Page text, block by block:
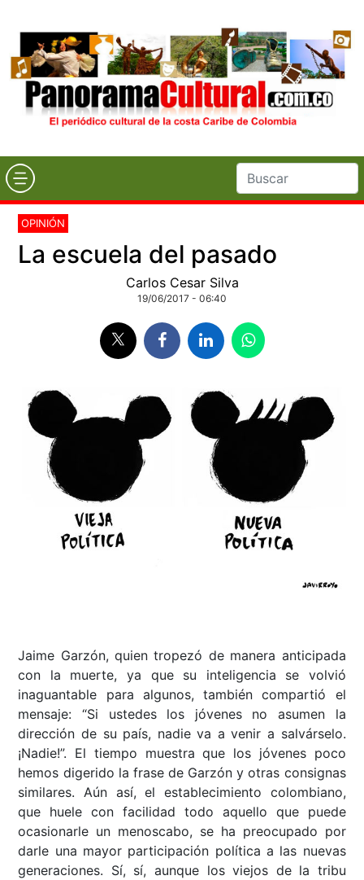
OPINIÓN
La escuela del pasado
Carlos Cesar Silva
19/06/2017 - 06:40
Jaime Garzón, quien tropezó de manera anticipada
con la muerte, ya que su inteligencia se volvió
inaguantable para algunos, también compartió el
mensaje: “Si ustedes los jóvenes no asumen la
dirección de su país, nadie va a venir a salvárselo.
¡Nadie!”. El tiempo muestra que los jóvenes poco
hemos digerido la frase de Garzón y otras consignas
similares. Aún así, el establecimiento colombiano,
que huele con facilidad todo aquello que puede
ocasionarle un menoscabo, se ha preocupado por
darle una mayor participación política a las nuevas
generaciones. Sí, sí, aunque los viejos de la tribu